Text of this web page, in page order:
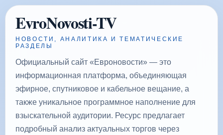
EvroNovosti-TV
НОВОСТИ, АНАЛИТИКА И ТЕМАТИЧЕСКИЕ
РАЗДЕЛЫ
Официальный сайт «Евроновости» — это
информационная платформа, объединяющая
эфирное, спутниковое и кабельное вещание, а
также уникальное программное наполнение для
взыскательной аудитории. Ресурс предлагает
подробный анализ актуальных торгов через